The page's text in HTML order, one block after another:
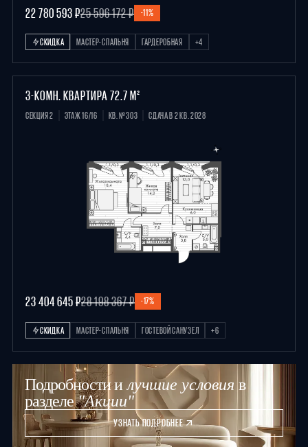
22 780 593 ₽25 596 172 ₽ -11%
СКИДКА МАСТЕР-СПАЛЬНЯ ГАРДЕРОБНАЯ +4
3-КОМН. КВАРТИРА 72.7 М²
СЕКЦИЯ 2 ЭТАЖ 16/16 КВ. №303 СДАЧА В 2 КВ. 2028
23 404 645 ₽28 198 367 ₽ -17%
СКИДКА МАСТЕР-СПАЛЬНЯ ГОСТЕВОЙ САНУЗЕЛ +6
Подробности илучшие условия в
разделе"Акции"
УЗНАТЬ ПОДРОБНЕЕ